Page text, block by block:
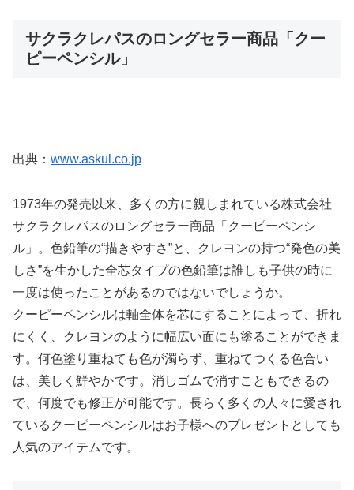
サクラクレパスのロングセラー商品「クー
ピーペンシル」
出典： www.askul.co.jp
1973年の発売以来、多くの方に親しまれている株式会社
サクラクレパスのロングセラー商品「クーピーペンシ
ル」。色鉛筆の“描きやすさ”と、クレヨンの持つ“発色の美
しさ”を生かした全芯タイプの色鉛筆は誰しも子供の時に
一度は使ったことがあるのではないでしょうか。
クーピーペンシルは軸全体を芯にすることによって、折れ
にくく、クレヨンのように幅広い面にも塗ることができま
す。何色塗り重ねても色が濁らず、重ねてつくる色合い
は、美しく鮮やかです。消しゴムで消すこともできるの
で、何度でも修正が可能です。長らく多くの人々に愛され
ているクーピーペンシルはお子様へのプレゼントとしても
人気のアイテムです。